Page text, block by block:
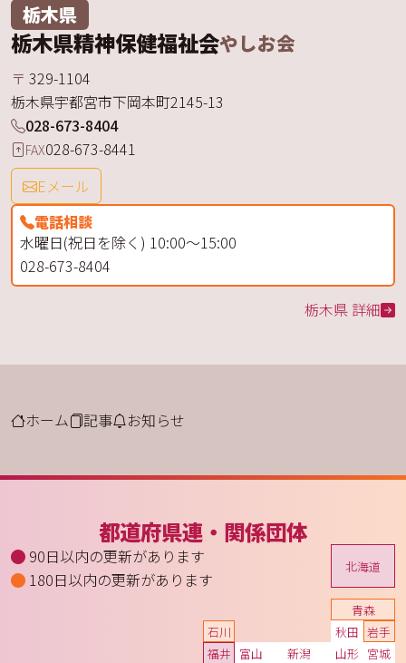
栃木県
栃木県精神保健福祉会やしお会
〒 329-1104
栃木県宇都宮市下岡本町2145-13
028-673-8404
FAX028-673-8441
Eメール
電話相談
水曜日(祝日を除く) 10:00～15:00
028-673-8404
栃木県 詳細
ホーム 記事 お知らせ
都道府県連・関係団体
90日以内の更新があります
180日以内の更新があります
北海道
青森
岩手
宮城
秋田
山形
新潟
富山
石川
福井